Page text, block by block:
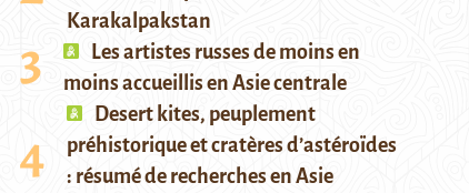
Karakalpakstan
Les artistes russes de moins en
moins accueillis en Asie centrale
Desert kites, peuplement
préhistorique et cratères d’astéroïdes
: résumé de recherches en Asie